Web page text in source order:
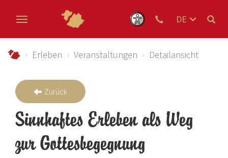
DE
schmallenberger-sauerland.de
Erleben Veranstaltungen Detailansicht
Zurück
Sinnhaftes Erleben als Weg
zur Gottesbegegnung